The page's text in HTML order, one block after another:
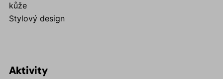
kůže
Stylový design
Aktivity